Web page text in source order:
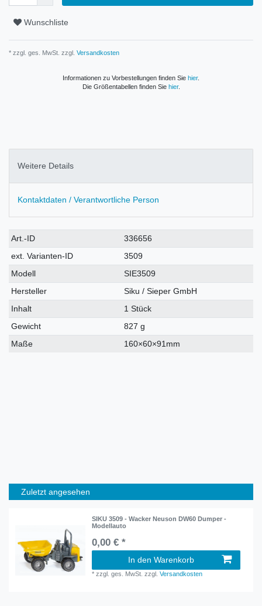
Wunschliste
* zzgl. ges. MwSt. zzgl. Versandkosten
Informationen zu Vorbestellungen finden Sie hier.
Die Größentabellen finden Sie hier.
Weitere Details
Kontaktdaten / Verantwortliche Person
Technisches
Merkmal
Wert
Art.-ID
336656
ext. Varianten-ID
3509
Modell
SIE3509
Hersteller
Siku / Sieper GmbH
Inhalt
1 Stück
Gewicht
827 g
Maße
160×60×91mm
Zuletzt angesehen
SIKU 3509 - Wacker Neuson DW60 Dumper -
Modellauto
0,00 € *
In den Warenkorb
*zzgl. ges. MwSt. zzgl.Versandkosten